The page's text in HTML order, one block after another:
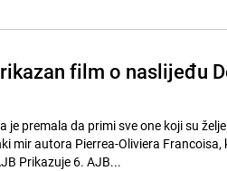
film o naslijeđu
je premala da primi sve one koji su
mir autora Pierrea-Oliviera
Prikazuje 6. AJB...